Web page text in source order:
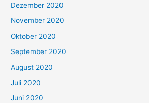
Dezember 2020
November 2020
Oktober 2020
September 2020
August 2020
Juli 2020
Juni 2020